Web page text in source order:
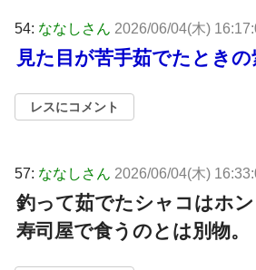
54: ななしさん 2026/06/04(木)
見た目が苦手茹でたときの
レスにコメント
57: ななしさん 2026/06/04(木)
釣って茹でたシャコはホン
寿司屋で食うのとは別物。